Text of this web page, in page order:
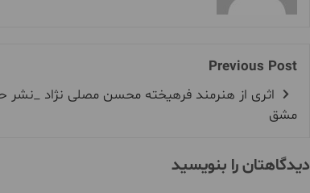
Previous Post
اثری از هنرمند فرهیخته محسن مصلی نژاد _نشر
مشق
دیدگاهتان را بنویسید